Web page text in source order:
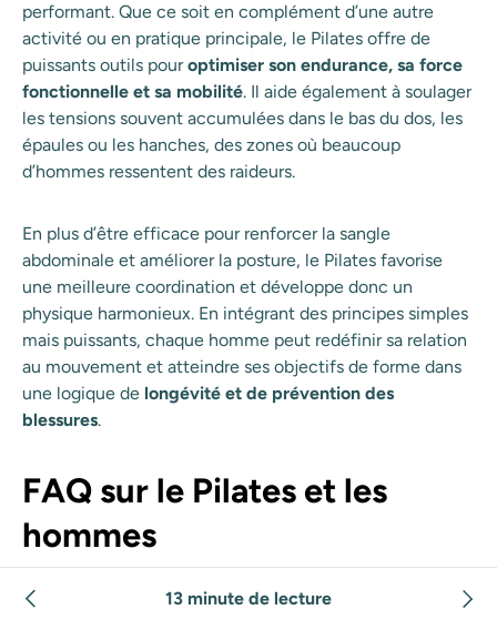
performant. Que ce soit en complément d’une autre
activité ou en pratique principale, le Pilates offre de
puissants outils pouroptimiser son endurance, sa force
fonctionnelle et sa mobilité. Il aide également à soulager
les tensions souvent accumulées dans le bas du dos, les
épaules ou les hanches, des zones où beaucoup
d’hommes ressentent des raideurs.
En plus d’être efficace pour renforcer la sangle
abdominale et améliorer la posture, le Pilates favorise
une meilleure coordination et développe donc un
physique harmonieux. En intégrant des principes simples
mais puissants, chaque homme peut redéfinir sa relation
au mouvement et atteindre ses objectifs de forme dans
une logique de longévité et de prévention des
blessures.
FAQ sur le Pilates et les
hommes
Le Pilates est-il efficace pour la
13 minute de lecture